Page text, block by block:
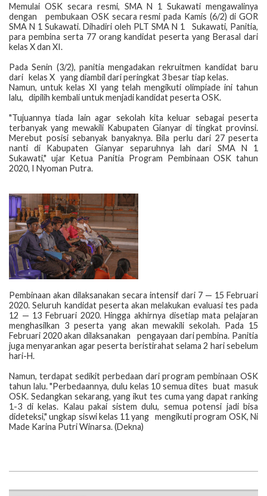
Memulai OSK secara resmi, SMA N 1 Sukawati mengawalinya
dengan pembukaan OSK secara resmi pada Kamis (6/2) di GOR
SMA N 1 Sukawati. Dihadiri oleh PLT SMA N 1 Sukawati, Panitia,
para pembina serta 77 orang kandidat peserta yang Berasal dari
kelas X dan XI.
Pada Senin (3/2), panitia mengadakan rekruitmen kandidat baru
dari kelas X yang diambil dari peringkat 3 besar tiap kelas.
Namun, untuk kelas XI yang telah mengikuti olimpiade ini tahun
lalu, dipilih kembali untuk menjadi kandidat peserta OSK.
"Tujuannya tiada lain agar sekolah kita keluar sebagai peserta
terbanyak yang mewakili Kabupaten Gianyar di tingkat provinsi.
Merebut posisi sebanyak banyaknya. Bila perlu dari 27 peserta
nanti di Kabupaten Gianyar separuhnya lah dari SMA N 1
Sukawati," ujar Ketua Panitia Program Pembinaan OSK tahun
2020, I Nyoman Putra.
Pembinaan akan dilaksanakan secara intensif dari 7 — 15 Februari
2020. Seluruh kandidat peserta akan melakukan evaluasi tes pada
12 — 13 Februari 2020. Hingga akhirnya disetiap mata pelajaran
menghasilkan 3 peserta yang akan mewakili sekolah. Pada 15
Februari 2020 akan dilaksanakan pengayaan dari pembina. Panitia
juga menyarankan agar peserta beristirahat selama 2 hari sebelum
hari-H.
Namun, terdapat sedikit perbedaan dari program pembinaan OSK
tahun lalu. "Perbedaannya, dulu kelas 10 semua dites buat masuk
OSK. Sedangkan sekarang, yang ikut tes cuma yang dapat ranking
1-3 di kelas. Kalau pakai sistem dulu, semua potensi jadi bisa
dideteksi," ungkap siswi kelas 11 yang mengikuti program OSK, Ni
Made Karina Putri Winarsa. (Dekna)